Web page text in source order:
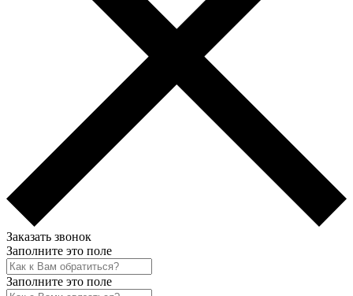
Заказать звонок
Заполните это поле
Заполните это поле